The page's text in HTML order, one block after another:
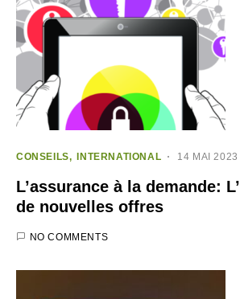
CONSEILS INTERNATIONAL 14 MAI 2023
L’assurance à la demande:
de nouvelles offres
NO COMMENTS